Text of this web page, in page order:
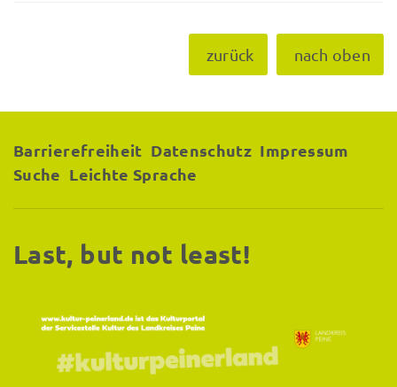
zurück nach oben
Barrierefreiheit Datenschutz Impressum
Suche Leichte Sprache
Last, but not least!